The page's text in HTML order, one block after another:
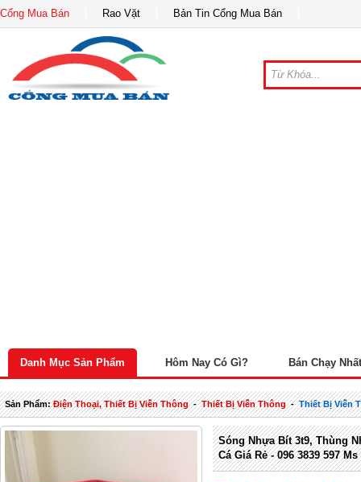
Cổng Mua Bán Rao Vặt Bản Tin Cổng Mua Bán
Danh Mục Sản Phẩm Hôm Nay Có Gì? Bán Chạy Nhất
Sản Phẩm:Điện Thoại, Thiết Bị Viễn Thông-Thiết Bị Viễn Thông-Thiết Bị Viễn
Sóng Nhựa Bít 3t9, Thùng
Cá Giá Rẻ - 096 3839 597